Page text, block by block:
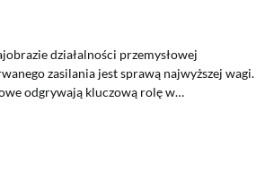
działalności przemysłowej
zasilania jest sprawą najwyższej wagi.
odgrywają kluczową rolę w…